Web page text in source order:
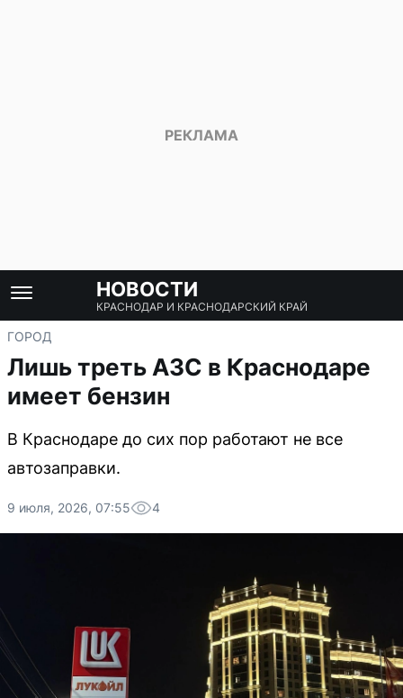
НОВОСТИ
КРАСНОДАР И КРАСНОДАРСКИЙ КРАЙ
ГОРОД
Лишь треть АЗС в Краснодаре
имеет бензин
В Краснодаре до сих пор работают не все
автозаправки.
9 июля, 2026, 07:55 4